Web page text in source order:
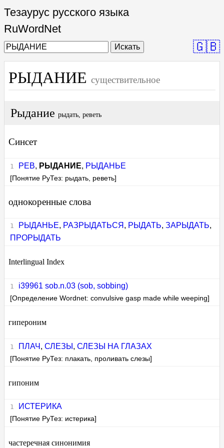
Тезаурус русского языка
RuWordNet
Искать 🇬🇧
РЫДАНИЕ существительное
Рыдание рыдать, реветь
Синсет
РЕВ, РЫДАНИЕ, РЫДАНЬЕ
[Понятие РуТез: рыдать, реветь]
однокоренные слова
РЫДАНЬЕ, РАЗРЫДАТЬСЯ , РЫДАТЬ, ЗАРЫДАТЬ,
ПРОРЫДАТЬ
Interlingual Index
i39961 sob.n.03 (sob, sobbing)
[Определение Wordnet: convulsive gasp made while weeping]
гипероним
ПЛАЧ , СЛЕЗЫ , СЛЕЗЫ НА ГЛАЗАХ
[Понятие РуТез: плакать, проливать слезы]
гипоним
ИСТЕРИКА
[Понятие РуТез: истерика]
частеречная синонимия